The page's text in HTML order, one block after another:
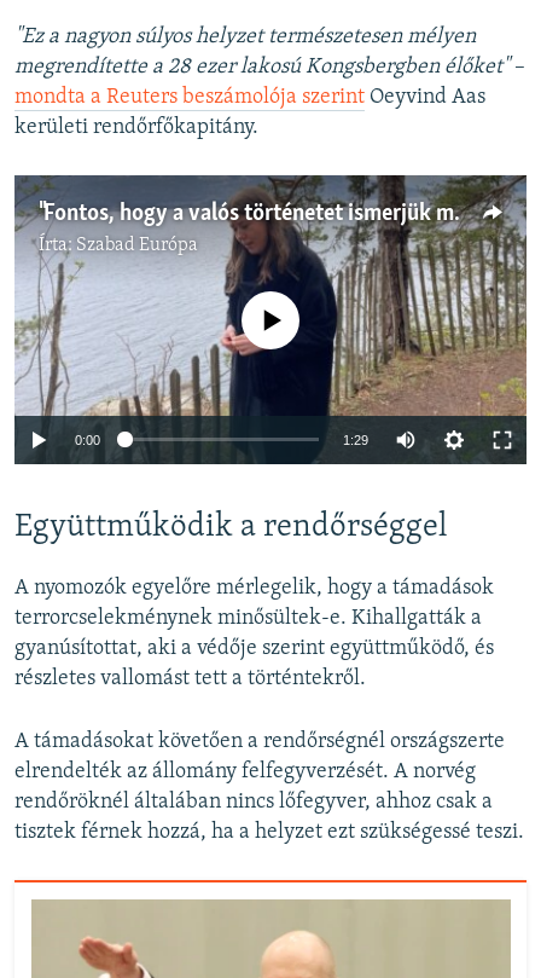
"Ez a nagyon súlyos helyzet természetesen mélyen
megrendítette a 28 ezer lakosú Kongsbergben élőket"–
mondta a Reuters beszámolója szerint Oeyvind Aas
kerületi rendőrfőkapitány.
"Fontos, hogy a valós történetet ismerjük meg": egy túlélő lány a Breivik-merényletről
Írta: Szabad Európa
720p 1080p
Jelenleg nincs elérhető tartalom
0:00 1:29
360p
1080p
Együttműködik a rendőrséggel
A nyomozók egyelőre mérlegelik, hogy a támadások
terrorcselekménynek minősültek-e. Kihallgatták a
gyanúsítottat, aki a védője szerint együttműködő, és
részletes vallomást tett a történtekről.
A támadásokat követően a rendőrségnél országszerte
elrendelték az állomány felfegyverzését. A norvég
rendőröknél általában nincs lőfegyver, ahhoz csak a
tisztek férnek hozzá, ha a helyzet ezt szükségessé teszi.